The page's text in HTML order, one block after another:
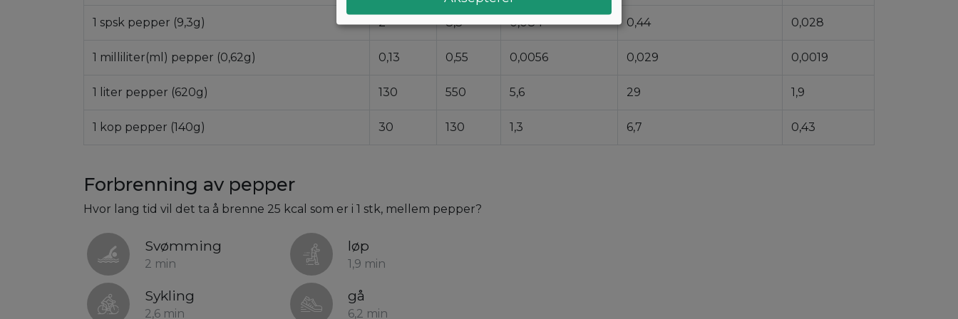
1 spsk pepper (9,3g) 2 8,3 0,084 0,44 0,028
1 milliliter(ml) pepper (0,62g) 0,13 0,55 0,0056 0,029 0,0019
1 liter pepper (620g) 130 550 5,6 29 1,9
1 kop pepper (140g) 30 130 1,3 6,7 0,43
Forbrenning av pepper
Hvor lang tid vil det ta å brenne 25 kcal som er i 1 stk, mellem pepper?
Svømming
2 min
løp
1,9 min
Sykling
2,6 min
gå
6,2 min